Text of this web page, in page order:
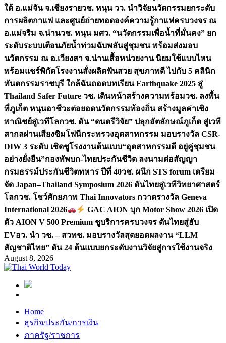
ใต้ อ.แม่จัน จ.เชียงรายวช. หนุน วว. นำวิจัยนวัตกรรมยกระดับ
การผลิตกาแฟ และศูนย์ถ่ายทอดองค์ความรู้กาแฟครบวงจร ณ
อ.แม่จริม จ.น่านวช. หนุน มศว. “นวัตกรรมเพื่อน้ำที่มั่นคง” ยก
ระดับระบบเตือนภัยน้ำท่วมฉับพลันสู่ชุมชน พร้อมส่งมอบ
นวัตกรรม ณ อ.เวียงสา จ.น่านเสื้อหน่วยงาน นิยมใช้แบบไหน
พร้อมแชร์พิกัดโรงงานสั่งผลิตฟันสวย สุขภาพดี ไปกับ 5 คลินิก
ทันตกรรมราชบุรี ใกล้ฉันถอดบทเรียน Earthquake 2025 สู่
Thailand Safer Future วช. เดินหน้าสร้างความพร้อมวช. ลงพื้น
ที่ภูเก็ต หนุนอาชีวะต่อยอดนวัตกรรมท้องถิ่น สร้างมูลค่าเชิง
พาณิชย์สู่เวทีโลกวช. ดัน “ดนตรีวิจัย” ปลุกอัตลักษณ์ภูเก็ต สู่เวที
สากลผ่านเสียงซิมโฟนีกระทรวงอุตสาหกรรม มอบรางวัล CSR-
DIW 3 ระดับ เชิดชูโรงงานต้นแบบ“อุตสาหกรรมดี อยู่คู่ชุมชน
อย่างยั่งยืน”กองทัพบก-ไทยประกันชีวิต ลงนามต่อสัญญา
กรมธรรม์ประกันชีวิตทหาร ปีที่ 40วช. ผนึก STS forum เตรียม
จัด Japan–Thailand Symposium 2026 ดันไทยสู่เวทีวิทยาศาสตร์
โลกวช. โชว์ศักยภาพ Thai Innovators กวาดรางวัล Geneva
International 2026
GAC AION บุก Motor Show 2026 เปิด
ตัว AION V 500 Premium ชูบริการครบวงจร ดันไทยสู่ฮับ
EVอว. นำ วช. – สวทช. มอบรางวัลสุดยอดผลงาน “LLM
สัญชาติไทย” ดัน 24 ต้นแบบยกระดับงานวิจัยสู่การใช้งานจริง
August 8, 2026
Home
ธุรกิจ/ประกัน/การเงิน
ภาครัฐ/ราชการ